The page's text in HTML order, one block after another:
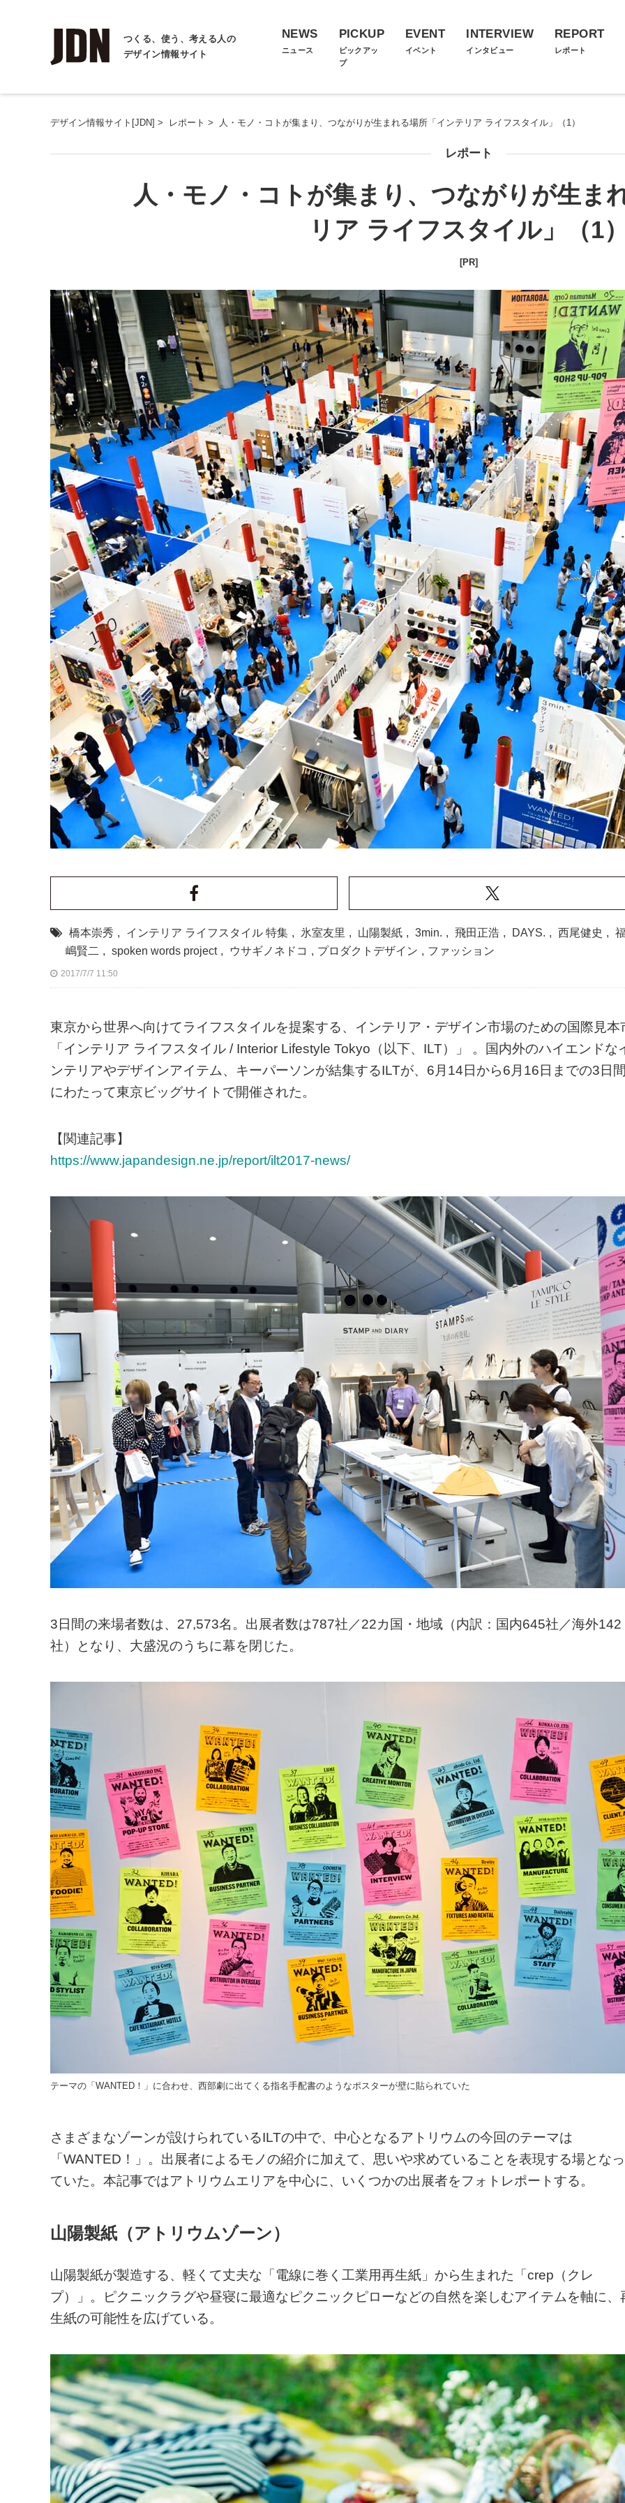
つくる、使う、考える人の
デザイン情報サイト
NEWS
ニュース
PICKUP
ピックアッ
プ
EVENT
イベント
INTERVIEW
インタビュー
REPORT
レポート
デザイン情報サイト[JDN] > レポート > 人・モノ・コトが集まり、つながりが生まれる場所「インテリア ライフスタイル」（1）
レポート
人・モノ・コトが集まり、つながりが生ま
リア ライフスタイル」（1
[PR]
橋本崇秀 , インテリア ライフスタイル 特集 , 氷室友里 , 山陽製紙 , 3min. , 飛田正浩 , DAYS. , 西尾健史 ,
嶋賢二 , spoken words project , ウサギノネドコ , プロダクトデザイン , ファッション
2017/7/7 11:50
東京から世界へ向けてライフスタイルを提案する、インテリア・デザイン市場のための国際見本
「インテリア ライフスタイル / Interior Lifestyle Tokyo（以下、ILT）」 。国内外のハイエンドな
ンテリアやデザインアイテム、キーパーソンが結集するILTが、6月14日から6月16日までの3日
にわたって東京ビッグサイトで開催された。
【関連記事】
https://www.japandesign.ne.jp/report/ilt2017-news/
3日間の来場者数は、27,573名。出展者数は787社／22カ国・地域（内訳：国内645社／海外142
社）となり、大盛況のうちに幕を閉じた。
テーマの「WANTED！」に合わせ、西部劇に出てくる指名手配書のようなポスターが壁に貼られていた
さまざまなゾーンが設けられているILTの中で、中心となるアトリウムの今回のテーマは
「WANTED！」。出展者によるモノの紹介に加えて、思いや求めていることを表現する場となっ
ていた。本記事ではアトリウムエリアを中心に、いくつかの出展者をフォトレポートする。
山陽製紙（アトリウムゾーン）
山陽製紙が製造する、軽くて丈夫な「電線に巻く工業用再生紙」から生まれた「crep（クレ
プ）」。ピクニックラグや昼寝に最適なピクニックピローなどの自然を楽しむアイテムを軸に、
生紙の可能性を広げている。